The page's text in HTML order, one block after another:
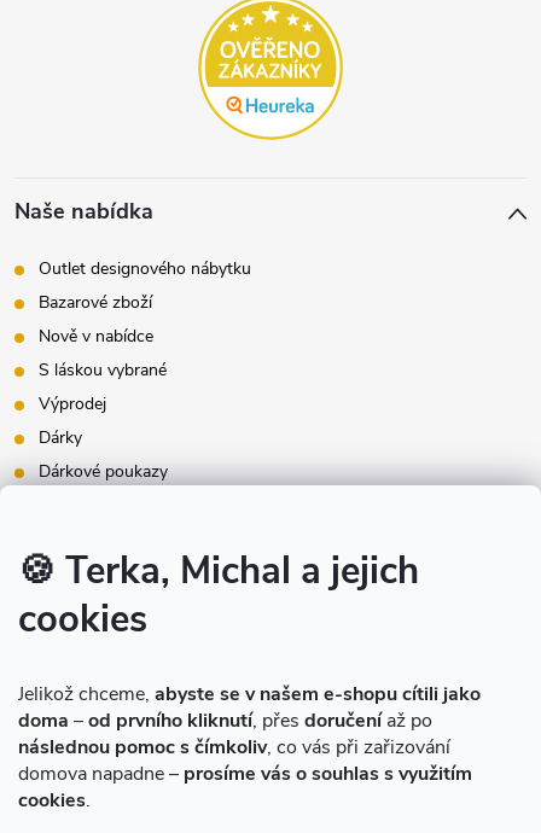
🍪 Terka, Michal a jejich
cookies
Jelikož chceme, abyste se v našem e-shopu cítili jako
doma –od prvního kliknutí, přes doručeníaž po
následnou pomoc s čímkoliv, co vás při zařizování
domova napadne – prosíme vás o souhlas s využitím
cookies.
Naše nabídka
Outlet designového nábytku
Bazarové zboží
Nově v nabídce
S láskou vybrané
Výprodej
Dárky
Dárkové poukazy
Instagram